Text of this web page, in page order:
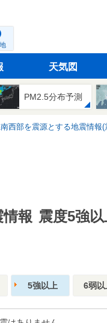
天気図
PM2.5分布予測
西部を震源とする地震情報(
報 震度5強
5強以上 6弱以